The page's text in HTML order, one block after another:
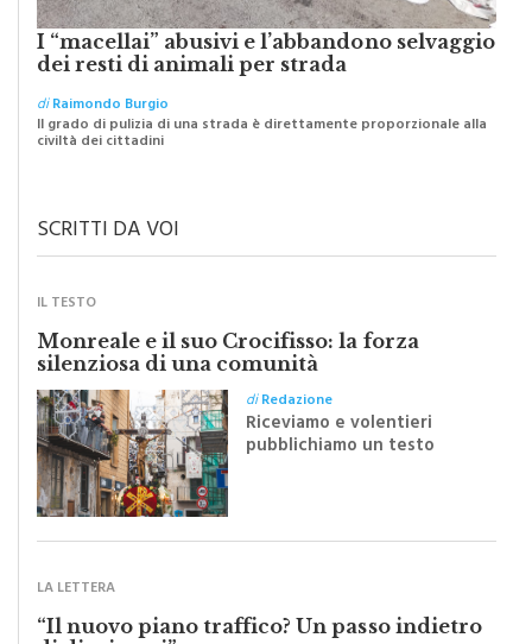
I “macellai” abusivi e l’abbandono selvaggio
dei resti di animali per strada
diRaimondo Burgio
SCRITTI DA VOI
IL TESTO
Monreale e il suo Crocifisso: la forza
silenziosa di una comunità
diRedazione
Riceviamo e volentieri
Sapienza all'indomani della
LA LETTERA